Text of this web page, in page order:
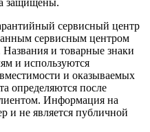
защищены.
сервисный центр
сервисным центром
и товарные знаки
и используются
и оказываемых
определяются после
Информация на
и не является публичной